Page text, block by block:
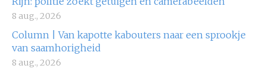
8 aug., 2026
Column | Van kapotte kabouters naar een sprookje
van saamhorigheid
8 aug., 2026